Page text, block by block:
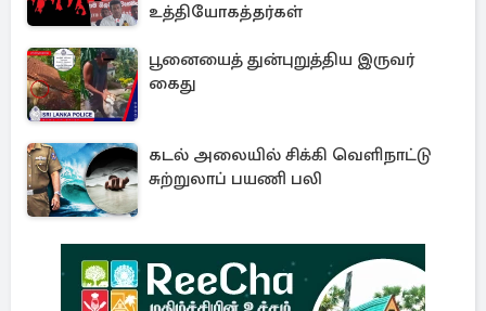
உத்தியோகத்தர்கள்
பூனையைத் துன்புறுத்திய இருவர்
கைது
கடல் அலையில் சிக்கி வெளிநாட்டு
சுற்றுலாப் பயணி பலி